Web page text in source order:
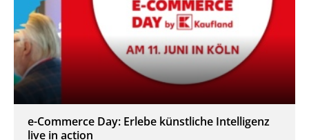
e-Commerce Day: Erlebe künstliche Intelligenz
live in action